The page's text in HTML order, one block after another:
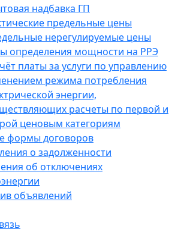
надбавка ГП
предельные цены
нерегулируемые цены
определения мощности на РРЭ
платы за услуги по управлению
режима потребления
энергии,
расчеты по первой и
ценовым категориям
формы договоров
о задолженности
об отключениях
объявлений